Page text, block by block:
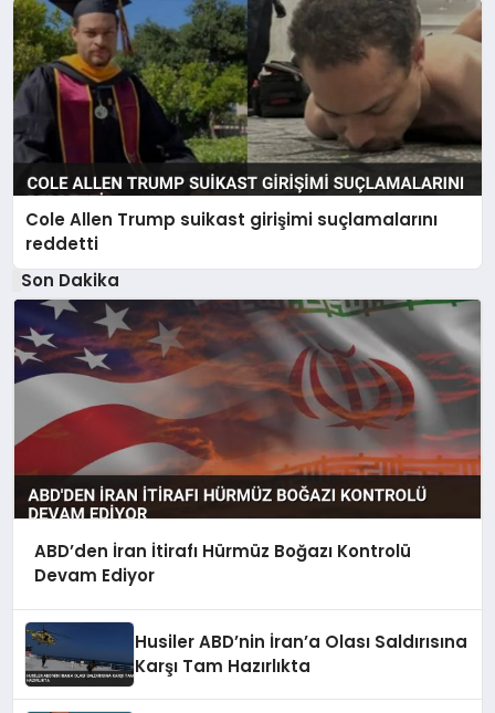
Cole Allen Trump suikast girişimi suçlamalarını
reddetti
Son Dakika
ABD’den İran İtirafı Hürmüz Boğazı Kontrolü
Devam Ediyor
Husiler ABD’nin İran’a Olası Saldırısına
Karşı Tam Hazırlıkta